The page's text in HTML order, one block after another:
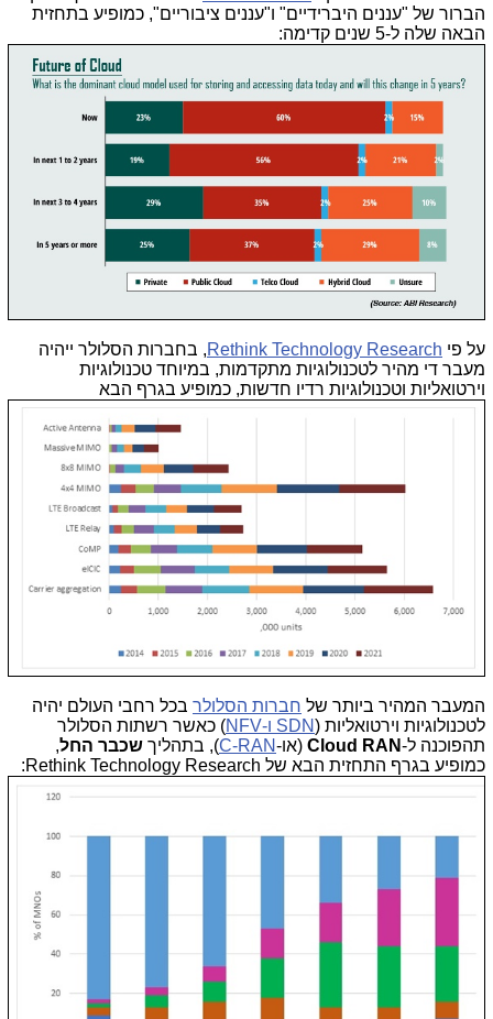
הברור של "עננים היברידיים" ו"עננים ציבוריים", כמופיע בתחזית
הבאה שלה ל-5 שנים קדימה:
על פי Rethink Technology Research, בחברות הסלולר ייהיה
מעבר די מהיר לטכנולוגיות מתקדמות, במיוחד טכנולוגיות
וירטואליות וטכנולוגיות רדיו חדשות, כמופיע בגרף הבא
המעבר המהיר ביותר של חברות הסלולר בכל רחבי העולם יהיה
לטכנולוגיות וירטואליות (SDN ו-NFV
) כאשר רשתות הסלולר
תהפוכנה ל-Cloud RAN (או-C-RAN), בתהליך שכבר החל,
כמופיע בגרף התחזית הבא של Rethink Technology Research: